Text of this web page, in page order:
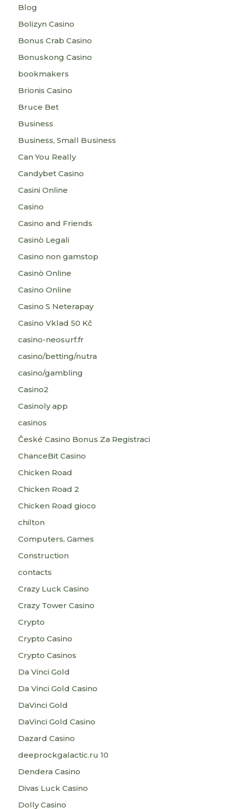
Blog
Bolizyn Casino
Bonus Crab Casino
Bonuskong Casino
bookmakers
Brionis Casino
Bruce Bet
Business
Business, Small Business
Can You Really
Candybet Casino
Casini Online
Casino
Casino and Friends
Casinò Legali
Casino non gamstop
Casinò Online
Casino Online
Casino S Neterapay
Casino Vklad 50 Kč
casino-neosurf.fr
casino/betting/nutra
casino/gambling
Casino2
Casinoly app
casinos
České Casino Bonus Za Registraci
ChanceBit Casino
Chicken Road
Chicken Road 2
Chicken Road gioco
chilton
Computers, Games
Construction
contacts
Crazy Luck Casino
Crazy Tower Сasino
Crypto
Crypto Casino
Crypto Casinos
Da Vinci Gold
Da Vinci Gold Casino
DaVinci Gold
DaVinci Gold Casino
Dazard Casino
deeprockgalactic.ru 10
Dendera Casino
Divas Luck Casino
Dolly Casino